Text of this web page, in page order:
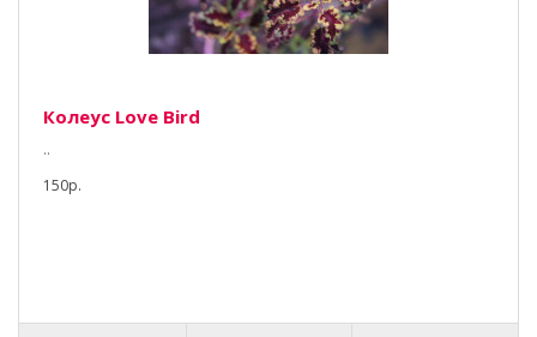
Колеус Love Bird
..
150р.